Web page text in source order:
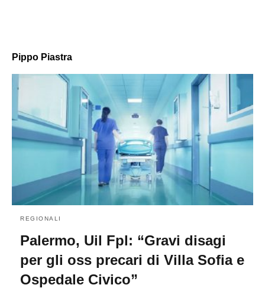
Pippo Piastra
REGIONALI
Palermo, Uil Fpl: “Gravi disagi
per gli oss precari di Villa Sofia e
Ospedale Civico”